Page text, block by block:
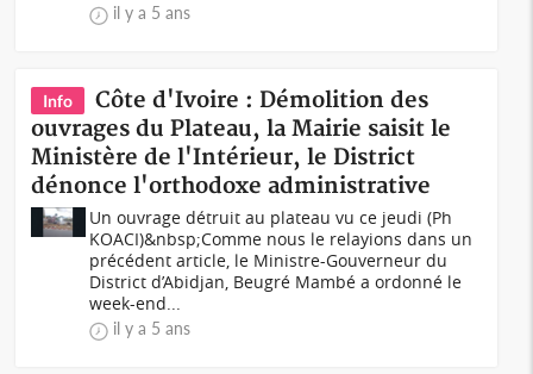
il y a 5 ans
Info
Côte d'Ivoire : Démolition des
ouvrages du Plateau, la Mairie saisit le
Ministère de l'Intérieur, le District
dénonce l'orthodoxe administrative
Un ouvrage détruit au plateau vu ce jeudi (Ph
KOACI)&nbsp;Comme nous le relayions dans un
précédent article, le Ministre-Gouverneur du
District d’Abidjan, Beugré Mambé a ordonné le
week-end...
il y a 5 ans